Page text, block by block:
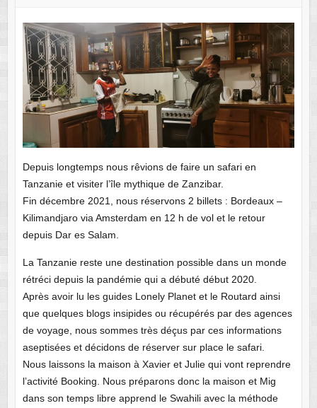
Depuis longtemps nous rêvions de faire un safari en
Tanzanie et visiter l’île mythique de Zanzibar.
Fin décembre 2021, nous réservons 2 billets : Bordeaux –
Kilimandjaro via Amsterdam en 12 h de vol et le retour
depuis Dar es Salam.
La Tanzanie reste une destination possible dans un monde
rétréci depuis la pandémie qui a débuté début 2020.
Après avoir lu les guides Lonely Planet et le Routard ainsi
que quelques blogs insipides ou récupérés par des agences
de voyage, nous sommes très déçus par ces informations
aseptisées et décidons de réserver sur place le safari.
Nous laissons la maison à Xavier et Julie qui vont reprendre
l’activité Booking. Nous préparons donc la maison et Mig
dans son temps libre apprend le Swahili avec la méthode